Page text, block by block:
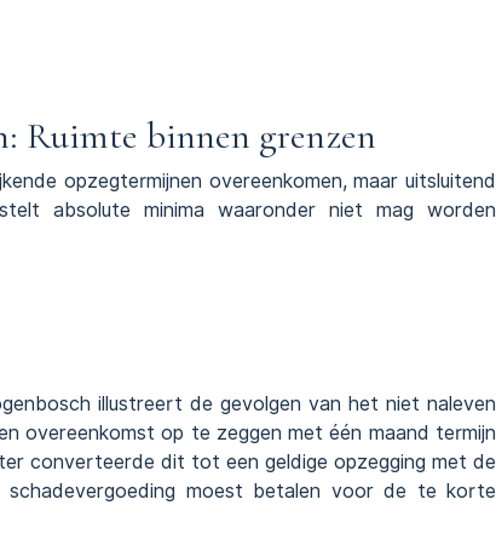
Ruimte binnen grenzen
opzegtermijnen overeenkomen, maar uitsluitend
absolute minima waaronder niet mag worden
illustreert de gevolgen van het niet naleven
overeenkomst op te zeggen met één maand termijn
converteerde dit tot een geldige opzegging met de
schadevergoeding moest betalen voor de te korte